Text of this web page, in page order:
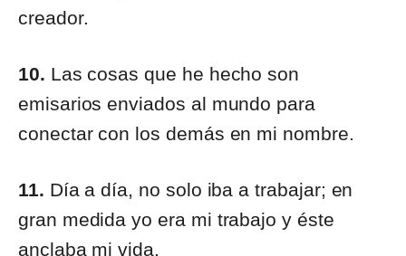
creador.
10. Las cosas que he hecho son
emisarios enviados al mundo para
conectar con los demás en mi nombre.
11. Día a día, no solo iba a trabajar; en
gran medida yo era mi trabajo y éste
anclaba mi vida.